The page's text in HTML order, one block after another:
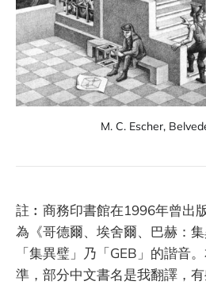
M. C. Escher,
註︰商務印書館在1996年曾出
為《哥德爾、埃舍爾、巴赫：
「集異璧」乃「GEB」的諧音
準，部分中文書名是我翻譯，